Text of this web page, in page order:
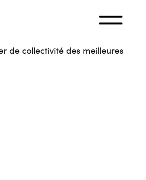
de collectivité des meilleures